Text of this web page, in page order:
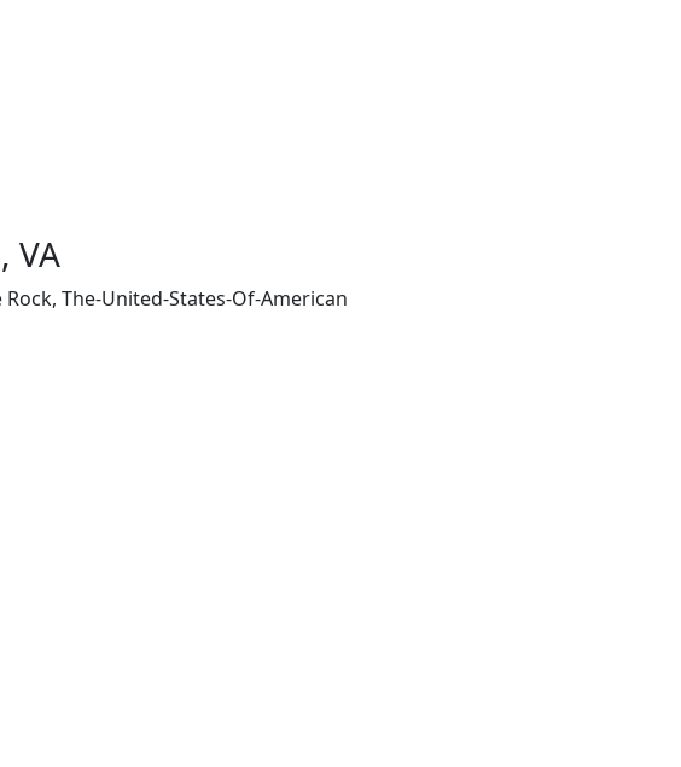
VA
The-United-States-Of-American